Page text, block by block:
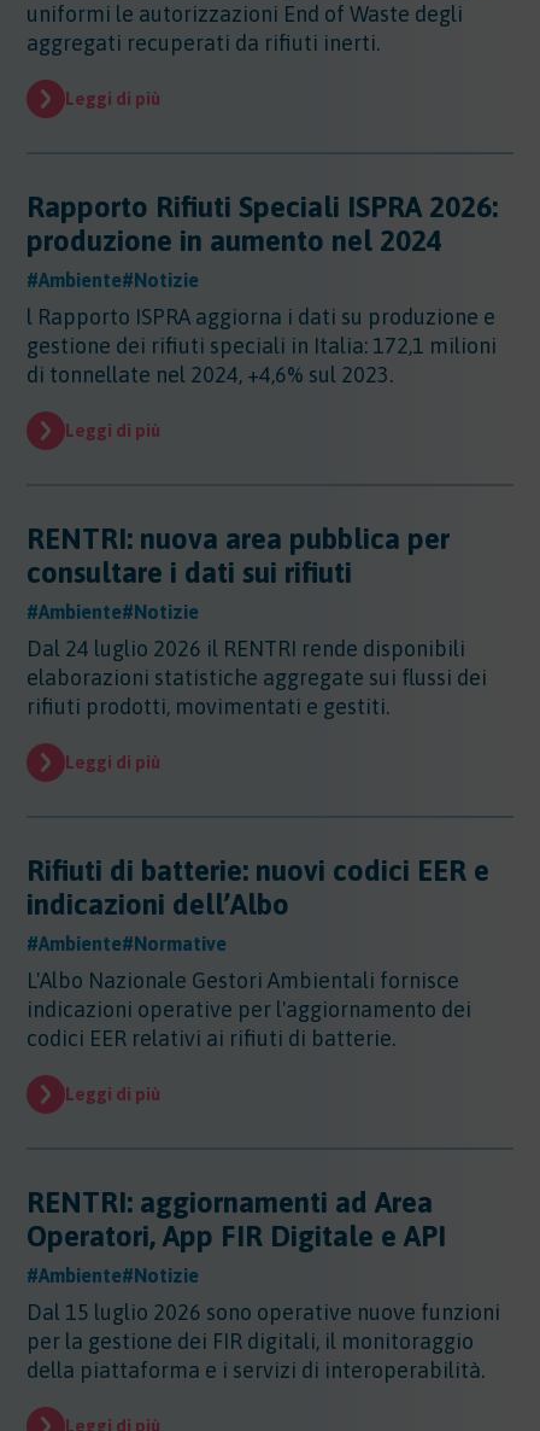
uniformi le autorizzazioni End of Waste degli
aggregati recuperati da rifiuti inerti.
Leggi di più
Rapporto Rifiuti Speciali ISPRA 2026:
produzione in aumento nel 2024
#Ambiente#Notizie
l Rapporto ISPRA aggiorna i dati su produzione e
gestione dei rifiuti speciali in Italia: 172,1 milioni
di tonnellate nel 2024, +4,6% sul 2023.
Leggi di più
RENTRI: nuova area pubblica per
consultare i dati sui rifiuti
#Ambiente#Notizie
Dal 24 luglio 2026 il RENTRI rende disponibili
elaborazioni statistiche aggregate sui flussi dei
rifiuti prodotti, movimentati e gestiti.
Leggi di più
Rifiuti di batterie: nuovi codici EER e
indicazioni dell’Albo
#Ambiente#Normative
L'Albo Nazionale Gestori Ambientali fornisce
indicazioni operative per l'aggiornamento dei
codici EER relativi ai rifiuti di batterie.
Leggi di più
RENTRI: aggiornamenti ad Area
Operatori, App FIR Digitale e API
#Ambiente#Notizie
Dal 15 luglio 2026 sono operative nuove funzioni
per la gestione dei FIR digitali, il monitoraggio
della piattaforma e i servizi di interoperabilità.
Leggi di più